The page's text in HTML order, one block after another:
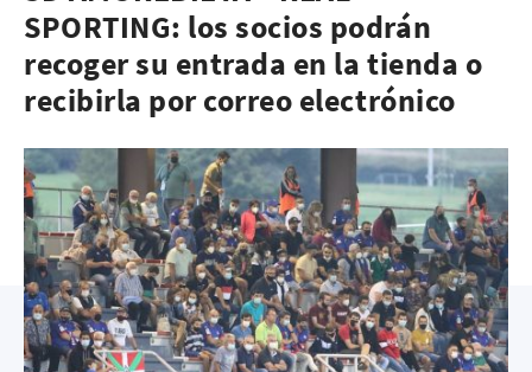
SPORTING: los socios podrán
recoger su entrada en la tienda o
recibirla por correo electrónico